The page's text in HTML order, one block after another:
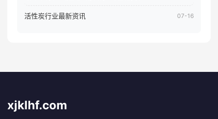
活性炭行业最新资讯 07-16
xjklhf.com